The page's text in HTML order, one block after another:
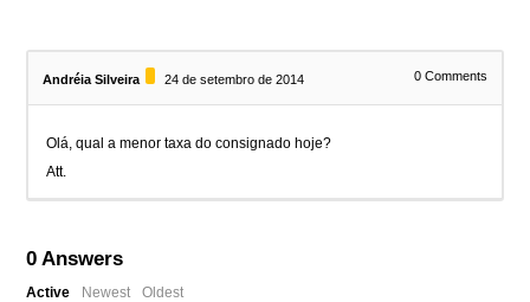
Andréia Silveira 24 de setembro de 2014 0Comments
Olá, qual a menor taxa do consignado hoje?
Att.
0 Answers
Active Newest Oldest